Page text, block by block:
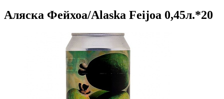
Аляска Фейхоа/Alaska Feijoa 0,45л.*20